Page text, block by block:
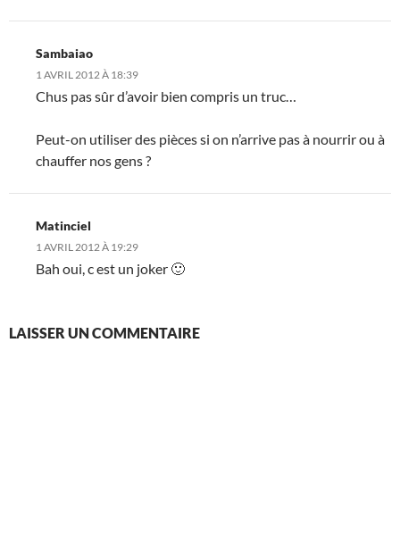
Sambaiao
1 AVRIL 2012 À 18:39
Chus pas sûr d’avoir bien compris un truc…
Peut-on utiliser des pièces si on n’arrive pas à nourrir ou à
chauffer nos gens ?
Matinciel
1 AVRIL 2012 À 19:29
Bah oui, c est un joker 🙂
LAISSER UN COMMENTAIRE